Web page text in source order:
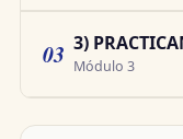
03 3)
Módulo 3